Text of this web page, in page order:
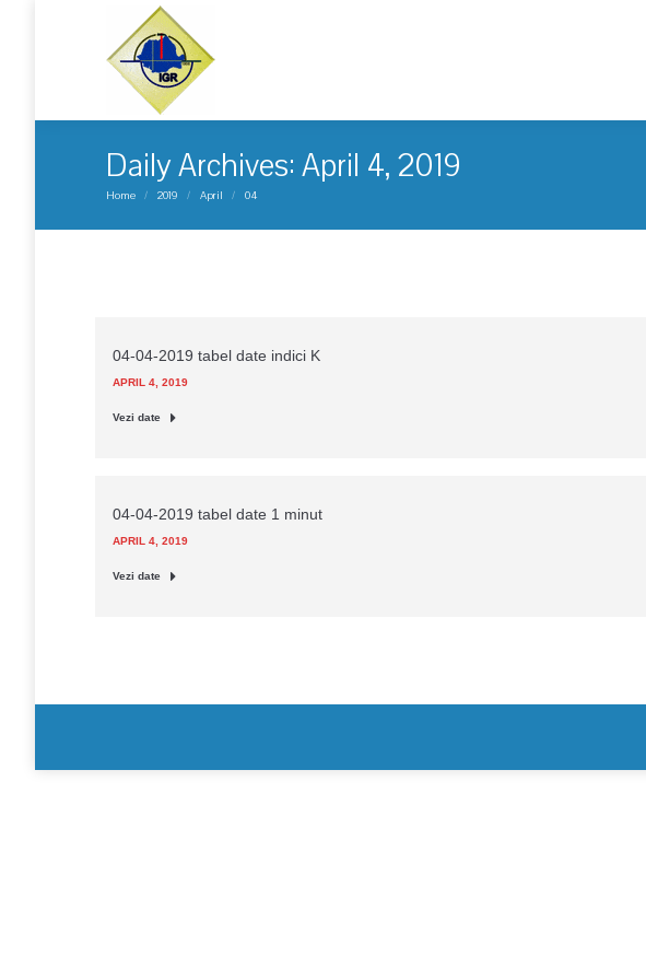
Daily Archives: April 4, 2019
You are here:
Home 2019 April 04
04-04-2019 tabel date indici K
APRIL 4, 2019
Vezi date
04-04-2019 tabel date 1 minut
APRIL 4, 2019
Vezi date